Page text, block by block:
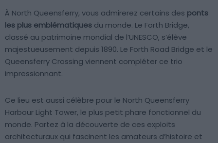
À North Queensferry, vous admirerez certains des ponts
les plus emblématiques du monde. Le Forth Bridge,
classé au patrimoine mondial de l’UNESCO, s’élève
majestueusement depuis 1890. Le Forth Road Bridge et le
Queensferry Crossing viennent compléter ce trio
impressionnant.
Ce lieu est aussi célèbre pour le North Queensferry
Harbour Light Tower, le plus petit phare fonctionnel du
monde. Partez à la découverte de ces exploits
architecturaux qui fascinent les amateurs d’histoire et